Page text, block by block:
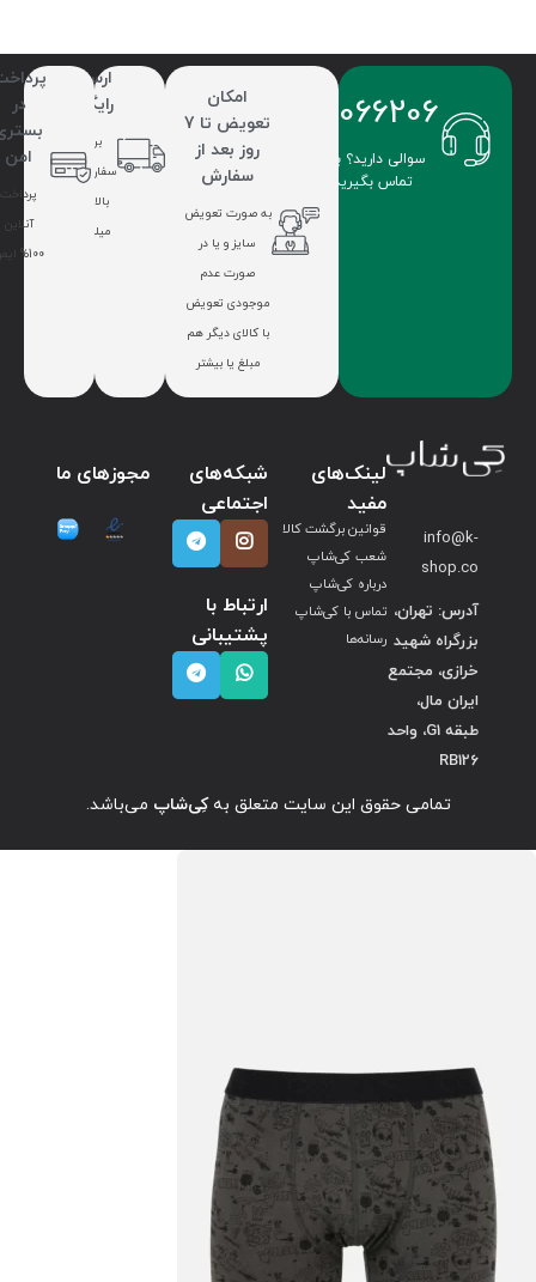
09336066206
سوالی دارید؟ با ما
تماس بگیرید.
امکان
تعویض تا 7
روز بعد از
سفارش
به صورت تعویض
سایز و یا در
صورت عدم
موجودی تعویض
با کالای دیگر هم
مبلغ یا بیشتر
ارسال
رایگان
برای
سفارشات
میلیون
در
امن
پرداخت
آنلاین
100% ایمن
info@k-
shop.co
آدرس: تهران،
بزرگراه شهید
خرازی، مجتمع
ایران مال،
طبقه G1، واحد
RB126
لینک‌های
مفید
قوانین برگشت کالا
شعب کی‌شاپ
درباره کی‌شاپ
تماس با کی‌شاپ
رسانه‌ها
شبکه‌های
اجتماعی
ارتباط با
پشتیبانی
مجوزهای ما
تمامی حقوق این سایت متعلق بهکِی‌شاپ می‌باشد.